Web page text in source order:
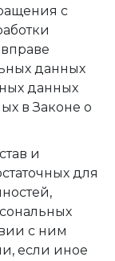
с
данных
данных
в Законе о
и
для
с ним
если иное